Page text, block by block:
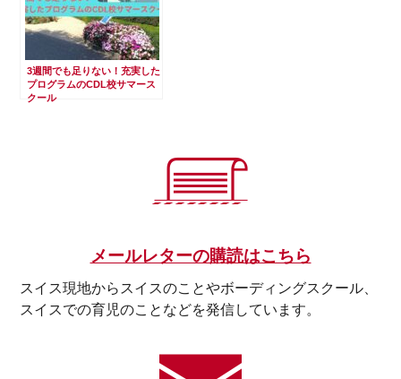
3週間でも足りない！充実した
プログラムのCDL校サマース
クール
メールレターの購読はこちら
スイス現地からスイスのことやボーディングスクール、
スイスでの育児のことなどを発信しています。